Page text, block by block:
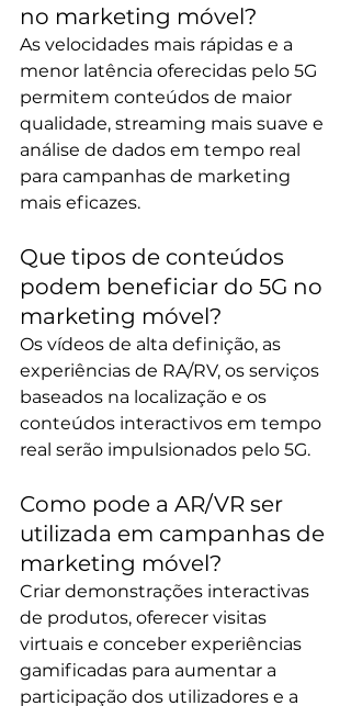
no marketing móvel?
As velocidades mais rápidas e a
menor latência oferecidas pelo 5G
permitem conteúdos de maior
qualidade, streaming mais suave e
análise de dados em tempo real
para campanhas de marketing
mais eficazes.
Que tipos de conteúdos
podem beneficiar do 5G no
marketing móvel?
Os vídeos de alta definição, as
experiências de RA/RV, os serviços
baseados na localização e os
conteúdos interactivos em tempo
real serão impulsionados pelo 5G.
Como pode a AR/VR ser
utilizada em campanhas de
marketing móvel?
Criar demonstrações interactivas
de produtos, oferecer visitas
virtuais e conceber experiências
gamificadas para aumentar a
participação dos utilizadores e a